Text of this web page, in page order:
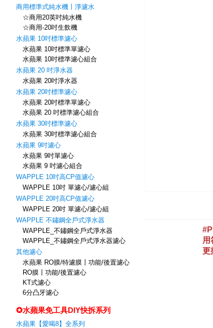
商用標準式純水機〡淨濾水
☆商用20英吋純水機
☆商用-20吋生飲機
水蘋果 10吋標準濾心
水蘋果 10吋標準單濾心
水蘋果 10吋標準濾心組合
水蘋果 20 吋淨水器
水蘋果 20吋淨水器
水蘋果 20吋標準濾心
水蘋果 20吋標準單濾心
水蘋果 20 吋標準濾心組合
水蘋果 30吋標準濾心
水蘋果 30吋標準濾心組合
水蘋果 9吋濾心
水蘋果 9吋單濾心
水蘋果 9 吋濾心組合
WAPPLE 10吋高CP值濾心
WAPPLE 10吋 單濾心/濾心組
WAPPLE 20吋高CP值濾心
WAPPLE 20吋 單濾心/濾心組
WAPPLE 不鏽鋼全戶式淨水器
WAPPLE_不鏽鋼全戶式淨水器
WAPPLE_不鏽鋼全戶式淨水器濾心
其他濾心
水蘋果 RO膜/特濾膜〡功能/後置濾心
RO膜〡功能/後置濾心
KT式濾心
6分凸牙濾心
✪水蘋果免工具DIY快拆系列
水蘋果【愛喝8】全系列